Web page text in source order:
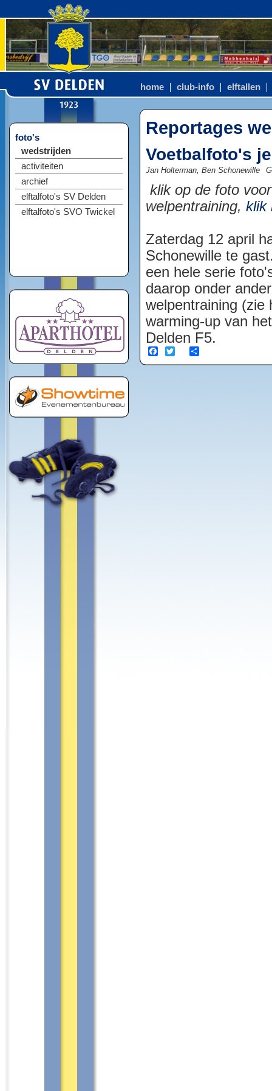
home club-info elftallen
foto's
wedstrijden
activiteiten
archief
elftalfoto's SV Delden
elftalfoto's SVO Twickel
Reportages
Voetbalfoto's
Jan Holterman, Ben Schonewille
klik op de foto
welpentraining, klik
Zaterdag 12 april
Schonewille te
een hele serie
daarop onder
welpentraining
warming-up van
Delden F5.